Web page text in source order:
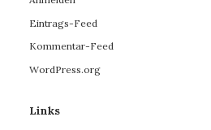
Eintrags-Feed
Kommentar-Feed
WordPress.org
Links